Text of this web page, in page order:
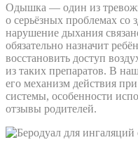
Одышка — один из
о серьёзных проблемах со
нарушение дыхания
обязательно назначит
восстановить доступ
из таких препаратов. В
его механизм действия
системы, особенности
отзывы родителей.